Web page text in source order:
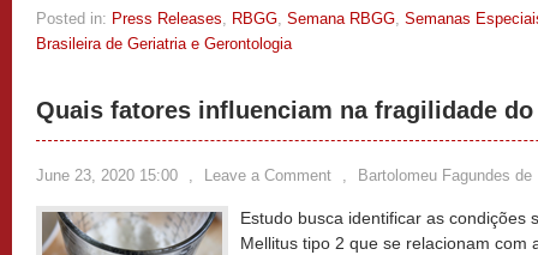
Posted in: Press Releases, RBGG, Semana RBGG, Semanas
Brasileira de Geriatria e Gerontologia
Quais fatores influenciam na fragilidade
June 23, 2020 15:00 , Leave a Comment , Bartolomeu Fagundes de
Estudo busca identificar as condições
Mellitus tipo 2 que se relacionam com